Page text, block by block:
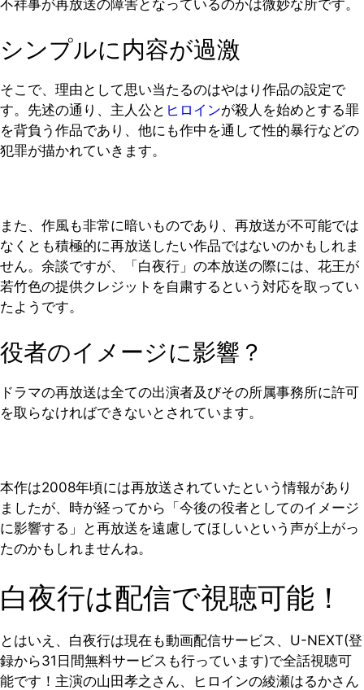
不祥事が再放送の障害となっているのかは微妙な所です。
シンプルに内容が過激
そこで、理由として思い当たるのはやはり作品の設定で
す。先述の通り、主人公と ヒロインが殺人を始めとする罪
を背負う作品であり、他にも作中を通して性的暴行などの
犯罪が描かれていきます。
また、作風も非常に暗いものであり、再放送が不可能では
なくとも積極的に再放送したい作品ではないのかもしれま
せん。余談ですが、「白夜行」の本放送の際には、花王が
若竹色の提供クレジットを自粛するという対応を取ってい
たようです。
役者のイメージに影響？
ドラマの再放送は全ての出演者及びその所属事務所に許可
を取らなければできないとされています。
本作は2008年頃には再放送されていたという情報があり
ましたが、時が経ってから「今後の役者としてのイメージ
に影響する」と再放送を遠慮してほしいという声が上がっ
たのかもしれませんね。
白夜行は配信で視聴可能！
とはいえ、白夜行は現在も動画配信サービス、U-NEXT(登
録から31日間無料サービスも行っています)で全話視聴可
能です！主演の山田孝之さん、ヒロインの綾瀬はるかさん